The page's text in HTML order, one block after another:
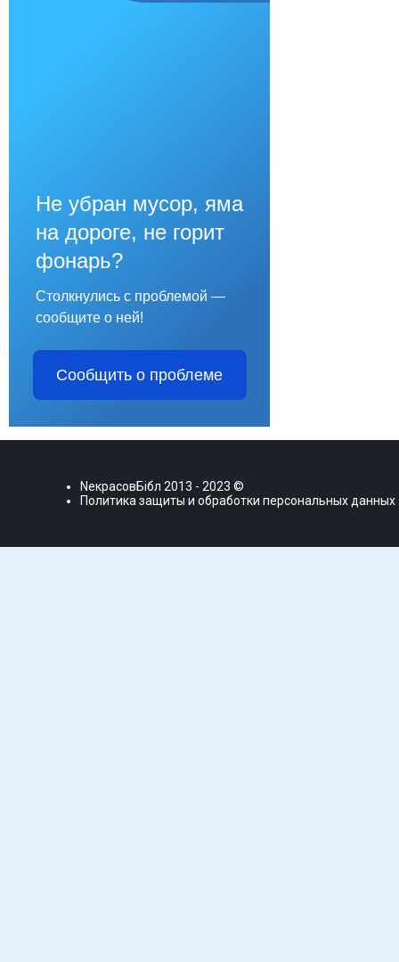
Не убран мусор, яма
на дороге, не горит
фонарь?
Столкнулись с проблемой —
сообщите о ней!
Сообщить о проблеме
NекрасовБiбл 2013 - 2023 ©
Политика защиты и обработки персональных данных